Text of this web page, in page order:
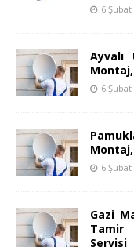
6 Şubat
6 Şubat
6 Şubat
Gazi
Tamir
Servisi